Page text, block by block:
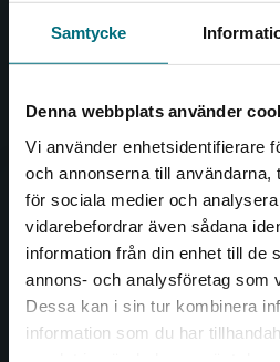
Samtycke
Denna webbplats använder
Vi använder enhetsidentifierare
och annonserna till användarna,
för sociala medier och
vidarebefordrar även sådana
information från din enhet till de
annons- och analysföretag som
Dessa kan i sin tur kombinera
information som du har
Begränsad
Det verkar som att du
Nypon och Vilja förlag ger ut
såväl barn som vuxna.
Nypon och Vilja förlag är en del
Kontakta oss
Kontakta oss
046-31 20 00
Box 141